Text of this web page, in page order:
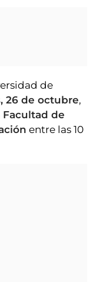
de
26 de octubre,
Facultad de
entre las 10